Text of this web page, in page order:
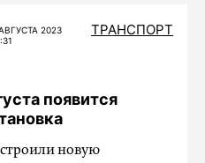
2023
ТРАНСПОРТ
появится
новую